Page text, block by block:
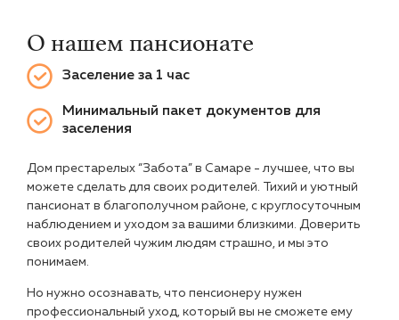
О нашем пансионате
Заселение за 1 час
Минимальный пакет документов для
заселения
Дом престарелых “Забота” в Самаре - лучшее, что вы
можете сделать для своих родителей. Тихий и уютный
пансионат в благополучном районе, с круглосуточным
наблюдением и уходом за вашими близкими. Доверить
своих родителей чужим людям страшно, и мы это
понимаем.
Но нужно осознавать, что пенсионеру нужен
профессиональный уход, который вы не сможете ему